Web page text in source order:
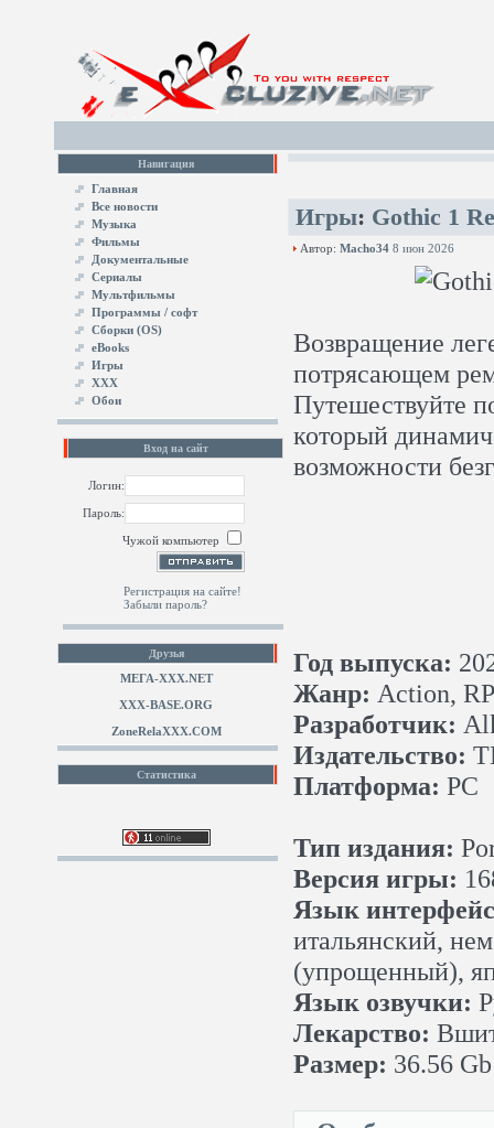
Навигация
Главная
Все новости
Музыка
Фильмы
Документальные
Сериалы
Мультфильмы
Программы / софт
Сборки (OS)
eBooks
Игры
XXX
Обои
Вход на сайт
Логин:
Пароль:
Чужой компьютер
Регистрация на сайте!
Забыли пароль?
Друзья
МЕГА-ХХХ.NET
XXX-BASE.ORG
ZoneRelaXXX.COM
Статистика
Игры: Gothic 1
Автор: Macho34 8 июн 2026
Возвращение
потрясающем
Путешествуйте
который
возможности
Год выпуска:
Жанр: Action,
Разработчик:
Издательство:
Платформа: PC
Тип издания:
Версия игры:
Язык
итальянский,
(упрощенный),
Язык озвучки:
Лекарство:
Размер: 36.56 Gb